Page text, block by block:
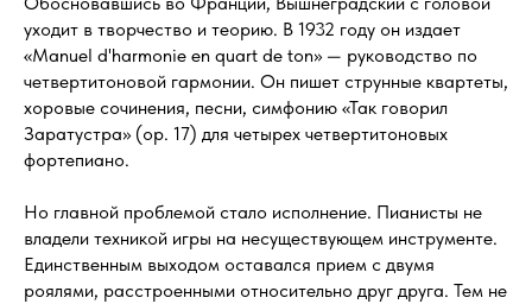
уходит в творчество и теорию. В 1932 году он издает
«Manuel d'harmonie en quart de ton» — руководство по
четвертитоновой гармонии. Он пишет струнные квартеты,
хоровые сочинения, песни, симфонию «Так говорил
Заратустра» (op. 17) для четырех четвертитоновых
фортепиано.
Но главной проблемой стало исполнение. Пианисты не
владели техникой игры на несуществующем инструменте.
Единственным выходом оставался прием с двумя
роялями, расстроенными относительно друг друга. Тем не